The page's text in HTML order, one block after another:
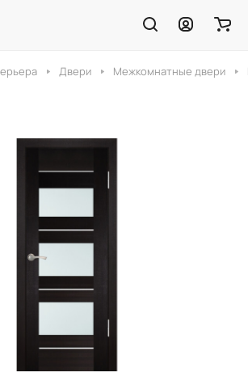
Двери Межкомнатные двери